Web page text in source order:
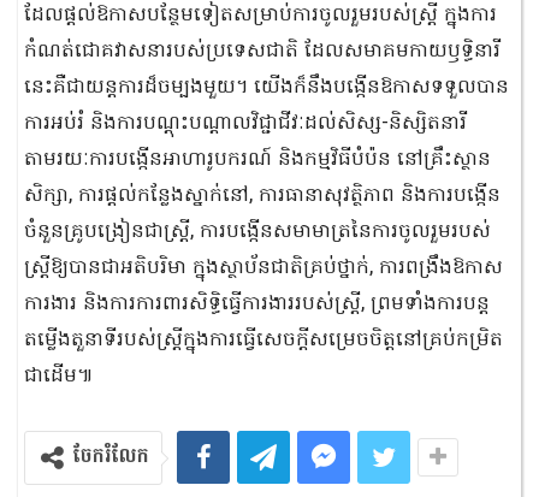
ដែលផ្តល់ឱកាសបន្ថែមទៀតសម្រាប់ការចូលរួមរបស់ស្រ្តី ក្នុងការ
កំណត់ជោគវាសនារបស់ប្រទេសជាតិ ដែលសមាគមកាយឫទ្ធិនារី
នេះគឺជាយន្តការដ៏ចម្បងមួយ។ យើងក៏នឹងបង្កើនឱកាសទទួលបាន
ការអប់រំ និងការបណ្តុះបណ្តាលវិជ្ជាជីវៈដល់សិស្ស-និស្សិតនារី
តាមរយៈការបង្កើនអាហារូបករណ៍ និងកម្មវិធីបំប៉ន នៅគ្រឹះស្ថាន
សិក្សា, ការផ្តល់កន្លែងស្នាក់នៅ, ការធានាសុវត្ថិភាព និងការបង្កើន
ចំនួនគ្រូបង្រៀនជាស្ត្រី, ការបង្កើនសមាមាត្រនៃការចូលរួមរបស់
ស្ត្រីឱ្យបានជាអតិបរិមា ក្នុងស្ថាប័នជាតិគ្រប់ថ្នាក់, ការពង្រឹងឱកាស
ការងារ និងការការពារសិទ្ធិធ្វើការងាររបស់ស្រ្តី, ព្រមទាំងការបន្ត
តម្លើងតួនាទីរបស់ស្ត្រីក្នុងការធ្វើសេចក្តីសម្រេចចិត្តនៅគ្រប់កម្រិត
ជាដើម៕
ចែករំលែក